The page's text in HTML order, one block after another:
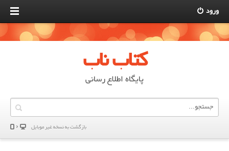
ورود
کتاب ناب
پایگاه اطلاع رسانی
بازگشت به نسخه غير موبایل